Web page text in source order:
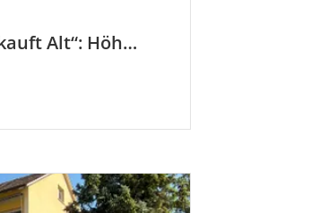
KfW-Förderung „Jung kauft Alt“: Höhere Kredite ab August 2026